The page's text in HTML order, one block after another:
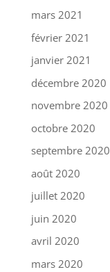
mars 2021
février 2021
janvier 2021
décembre 2020
novembre 2020
octobre 2020
septembre 2020
août 2020
juillet 2020
juin 2020
avril 2020
mars 2020